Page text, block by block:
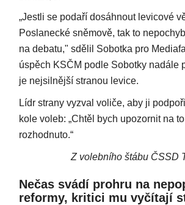
„Jestli se podaří dosáhnout levicové
Poslanecké sněmově, tak to
na debatu," sdělil Sobotka pro
úspěch KSČM podle Sobotky nadále
je nejsilnější stranou levice.
Lídr strany vyzval voliče, aby ji
kole voleb: „Chtěl bych upozornit na
rozhodnuto.“
Z volebního štábu ČSSD
Nečas svádí prohru na
reformy, kritici mu vyčítají